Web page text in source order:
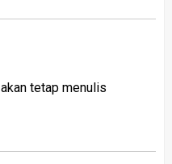
tetap menulis